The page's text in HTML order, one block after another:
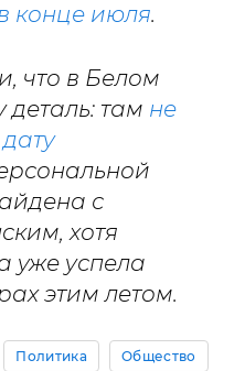
конце июля.
что в Белом
деталь: там не
с
хотя
уже успела
этим летом.
Политика Общество